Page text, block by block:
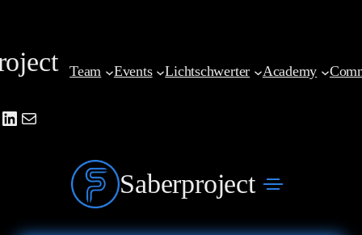
springen
Mail
Team Events Lichtschwerter Academy
Saberproject